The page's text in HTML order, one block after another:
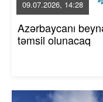
09.07.2026, 14:28
Azərbaycanı
təmsil olunacaq